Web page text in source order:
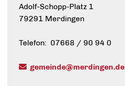
Adolf-Schopp-Platz 1
79291 Merdingen
Telefon: 07668 / 90 94 0
gemeinde@merdingen.de